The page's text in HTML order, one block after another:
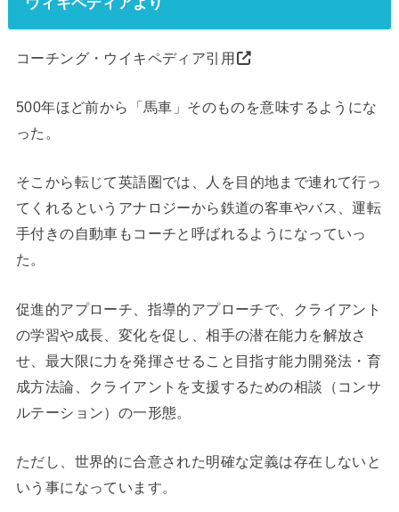
コーチング・ウイキペディア引用
500年ほど前から「馬車」そのものを意味するようにな
った。
そこから転じて英語圏では、
人を目的地まで連れて行っ
てくれるというアナロジーから鉄道の客車やバス、運転
手付きの自動車もコーチと呼ばれるようになっていっ
た。
促進的アプローチ、指導的アプローチで、クライアント
の学習や成長、変化を促し、相手の潜在能力を解放さ
せ、最大限に力を発揮させること目指す能力開発法・育
成方法論、クライアントを支援するための相談（コンサ
ルテーション）の一形態。
ただし、世界的に合意された明確な定義は存在しないと
いう事になっています。